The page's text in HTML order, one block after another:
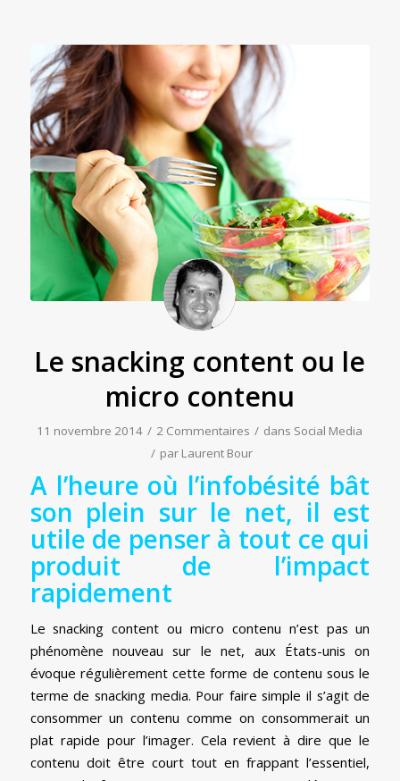
Le snacking content ou le
micro contenu
11 novembre 2014 / 2 Commentaires / dans Social Media
/ par Laurent Bour
A l’heure où l’infobésité bât
son plein sur le net, il est
utile de penser à tout ce qui
produit de l’impact
rapidement
Le snacking content ou micro contenu n’est pas un
phénomène nouveau sur le net, aux États-unis on
évoque régulièrement cette forme de contenu sous le
terme de snacking media. Pour faire simple il s’agit de
consommer un contenu comme on consommerait un
plat rapide pour l’imager. Cela revient à dire que le
contenu doit être court tout en frappant l’essentiel,